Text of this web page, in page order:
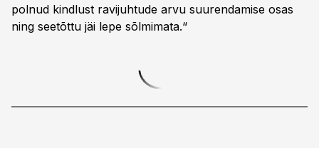
polnud kindlust ravijuhtude arvu suurendamise osas
ning seetõttu jäi lepe sõlmimata.“